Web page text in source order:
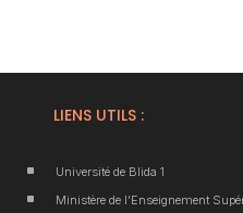
LIENS UTILS :
^ Université de Blida 1
^ Ministère de l’Enseignement